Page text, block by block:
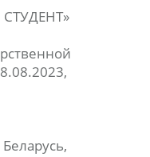
СТУДЕНТ»